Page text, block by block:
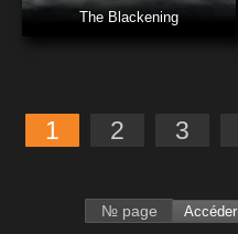
The Blackening
1 2 3
Accéder